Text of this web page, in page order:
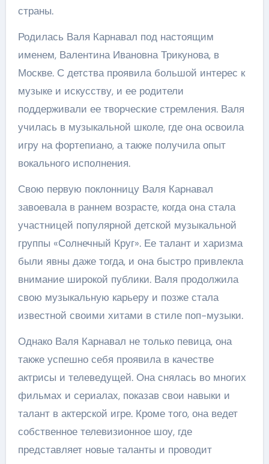
страны.
Родилась Валя Карнавал под настоящим
именем, Валентина Ивановна Трикунова, в
Москве. С детства проявила большой интерес к
музыке и искусству, и ее родители
поддерживали ее творческие стремления. Валя
училась в музыкальной школе, где она освоила
игру на фортепиано, а также получила опыт
вокального исполнения.
Свою первую поклонницу Валя Карнавал
завоевала в раннем возрасте, когда она стала
участницей популярной детской музыкальной
группы «Солнечный Круг». Ее талант и харизма
были явны даже тогда, и она быстро привлекла
внимание широкой публики. Валя продолжила
свою музыкальную карьеру и позже стала
известной своими хитами в стиле поп-музыки.
Однако Валя Карнавал не только певица, она
также успешно себя проявила в качестве
актрисы и телеведущей. Она снялась во многих
фильмах и сериалах, показав свои навыки и
талант в актерской игре. Кроме того, она ведет
собственное телевизионное шоу, где
представляет новые таланты и проводит